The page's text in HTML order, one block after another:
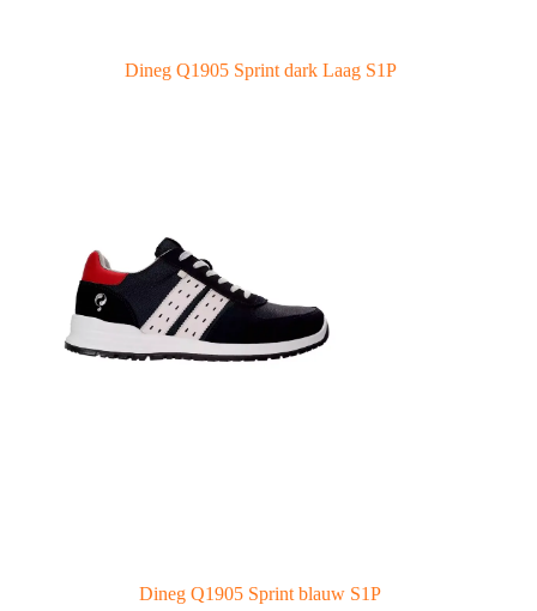
Dineg Q1905 Sprint dark Laag S1P
Dineg Q1905 Sprint blauw S1P